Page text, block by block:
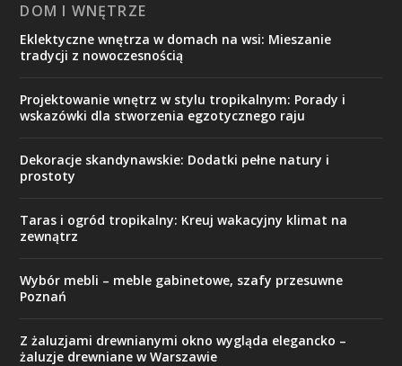
DOM I WNĘTRZE
Eklektyczne wnętrza w domach na wsi: Mieszanie
tradycji z nowoczesnością
Projektowanie wnętrz w stylu tropikalnym: Porady i
wskazówki dla stworzenia egzotycznego raju
Dekoracje skandynawskie: Dodatki pełne natury i
prostoty
Taras i ogród tropikalny: Kreuj wakacyjny klimat na
zewnątrz
Wybór mebli – meble gabinetowe, szafy przesuwne
Poznań
Z żaluzjami drewnianymi okno wygląda elegancko –
żaluzje drewniane w Warszawie